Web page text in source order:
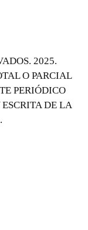
2025.
O PARCIAL
PERIÓDICO
DE LA